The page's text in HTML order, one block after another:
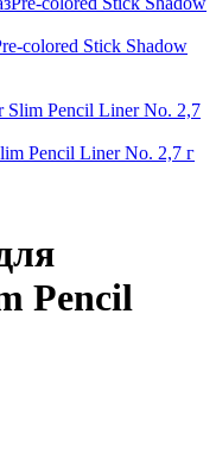
colored Stick Shadow
Pencil Liner No. 2,7 г
Pencil